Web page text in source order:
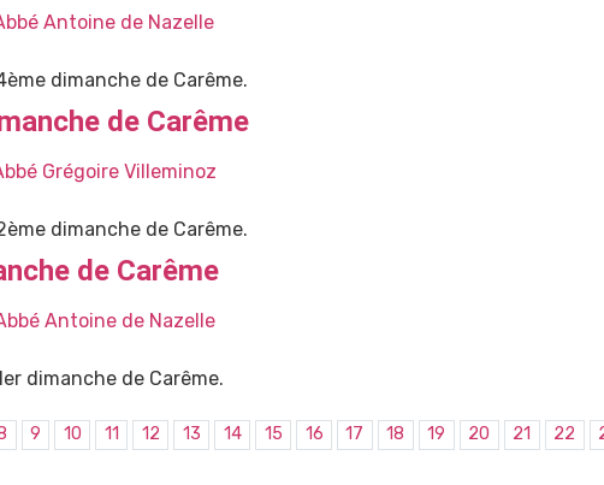
Antoine de Nazelle
dimanche de Carême.
de Carême
Grégoire Villeminoz
dimanche de Carême.
de Carême
Antoine de Nazelle
dimanche de Carême.
9 10 11 12 13 14 15 16 17 18 19 20 21 22